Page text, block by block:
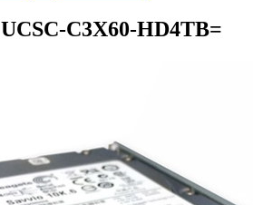
UCSC-C3X60-HD4TB=